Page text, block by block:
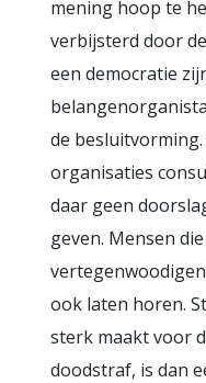
mening hoop te
verbijsterd door
een democratie
de
organisaties
daar geen
geven. Mensen
ook laten horen.
sterk maakt voor
doodstraf, is dan